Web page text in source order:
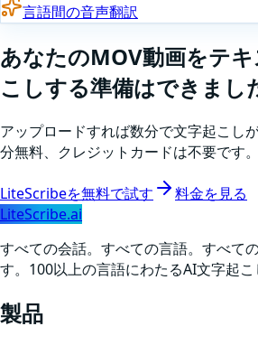
言語間の音声翻訳
あなたのMOV動画をテ
こしする準備はできまし
アップロードすれば数分で文字起こし
分無料、クレジットカードは不要です。
LiteScribeを無料で試す
料金を見る
LiteScribe.ai
すべての会話。すべての言語。すべて
す。100以上の言語にわたるAI文字起こ
製品